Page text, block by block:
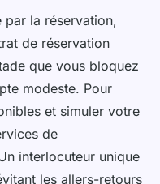
par la réservation,
de réservation
que vous bloquez
modeste. Pour
et simuler votre
de
interlocuteur unique
les allers-retours